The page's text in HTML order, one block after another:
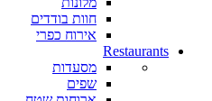
חוות בודדים
אירוח כפרי
Restaurants
מסעדות
שפים